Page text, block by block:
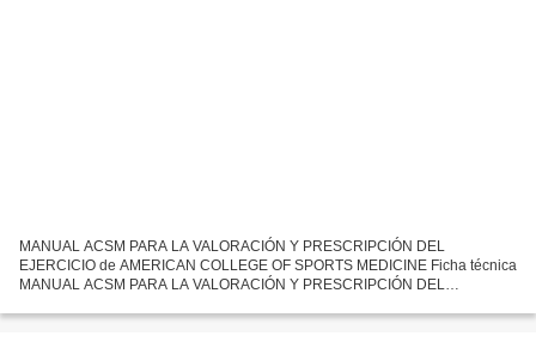
MANUAL ACSM PARA LA VALORACIÓN Y PRESCRIPCIÓN DEL
EJERCICIO de AMERICAN COLLEGE OF SPORTS MEDICINE Ficha técnica
MANUAL ACSM PARA LA VALORACIÓN Y PRESCRIPCIÓN DEL
CASTELLANO Formatos: Pdf, ePub, MOBI,...